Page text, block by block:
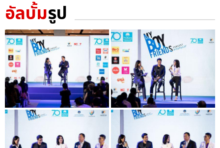
อัลบั้มรูป